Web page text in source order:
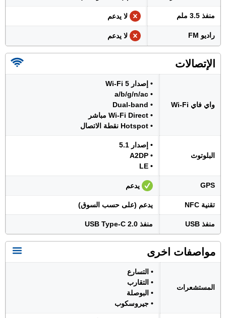
منفذ 3.5 ملم لا يدعم
راديو FM لا يدعم
الإتصالات
واي فاي Wi-Fi
• إصدار Wi-Fi 5
• a/b/g/n/ac
• Dual-band
• Wi-Fi Direct مباشر
• Hotspot نقطة الاتصال
البلوتوث
• إصدار 5.1
• A2DP
• LE
GPS يدعم
تقنية NFC يدعم (على حسب السوق)
منفذ USB منفذ USB Type-C 2.0
مواصفات اخرى
المستشعرات
• التسارع
• التقارب
• البوصلة
• جيروسكوب